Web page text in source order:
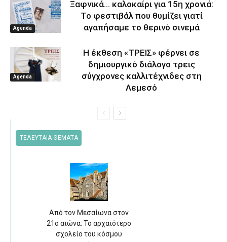
Agenda
Ξαφνικά… καλοκαίρι για 15η χρονιά:
Το φεστιβάλ που θυμίζει γιατί
αγαπήσαμε το θερινό σινεμά
Agenda
Η έκθεση «ΤΡΕΙΣ» φέρνει σε
δημιουργικό διάλογο τρεις
σύγχρονες καλλιτέχνιδες στη
Λεμεσό
ΤΕΛΕΥΤΑΙΑ ΘΕΜΑΤΑ
Από τον Μεσαίωνα στον
21ο αιώνα: Το αρχαιότερο
σχολείο του κόσμου